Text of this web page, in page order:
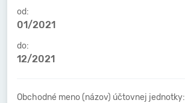
od:
01/2021
do:
12/2021
Obchodné meno (názov) účtovnej jednotky: